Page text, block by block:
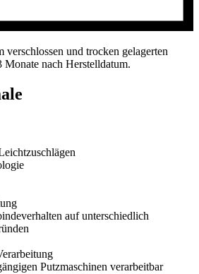
und trocken gelagerten
nach Herstelldatum.
auf unterschiedlich
Putzmaschinen verarbeitbar